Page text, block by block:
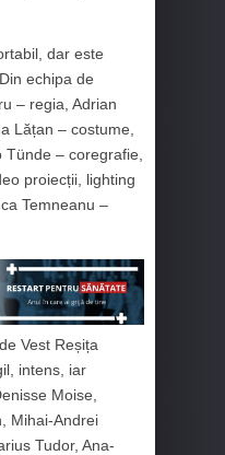
dar este
echipa de
– regia, Adrian
Lățan – costume,
– coregrafie,
proiecții, lighting
Temneanu –
Vest Reșița
intens, iar
Moise,
Mihai-Andrei
Tudor, Ana-